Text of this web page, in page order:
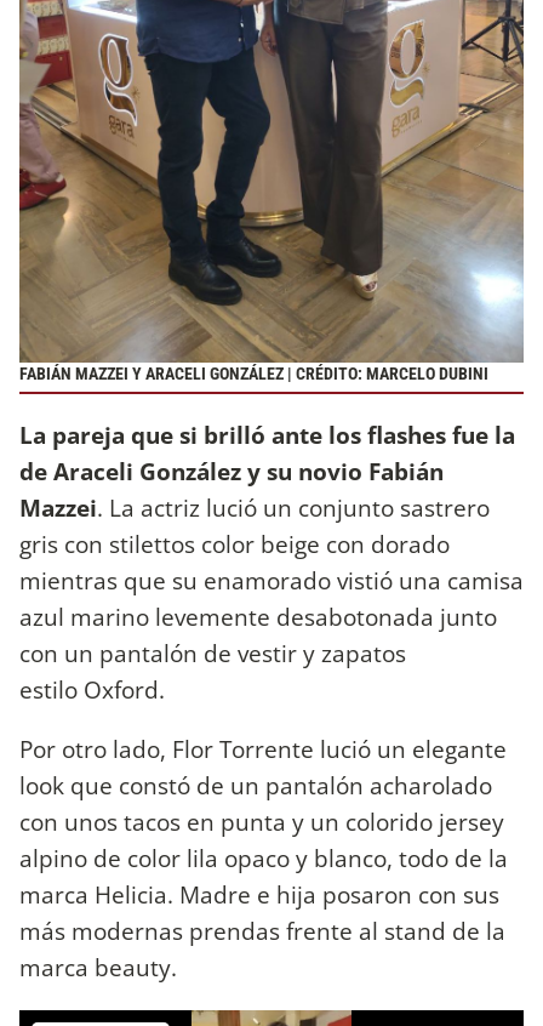
FABIÁN MAZZEI Y ARACELI GONZÁLEZ | CRÉDITO: MARCELO DUBINI
La pareja que si brilló ante los flashes fue la
de Araceli González y su novio Fabián
Mazzei. La actriz lució un conjunto sastrero
gris con stilettos color beige con dorado
mientras que su enamorado vistió una camisa
azul marino levemente desabotonada junto
con un pantalón de vestir y zapatos
estilo Oxford.
Por otro lado, Flor Torrente lució un elegante
look que constó de un pantalón acharolado
con unos tacos en punta y un colorido jersey
alpino de color lila opaco y blanco, todo de la
marca Helicia. Madre e hija posaron con sus
más modernas prendas frente al stand de la
marca beauty.